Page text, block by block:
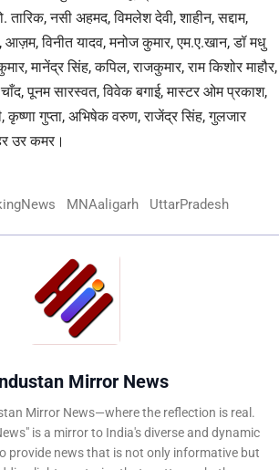
तारिक, नसी अहमद, विमलेश देवी, शाहीन, सद्दाम,
विनीत यादव, मनोज कुमार, एम.ए.खान, डॉ मधु
मानेंद्र सिंह, कपिल, राजकुमार, राम किशोर माहौर,
पूनम सारस्वत, विवेक बगाई, मास्टर ओम प्रकाश,
कृष्णा गुप्ता, अभिषेक वरुण, राजेंद्र सिंह, गुलजार
उर कमर।
MNAaligarh UttarPradesh
Mirror News
Mirror News—where the reflection is real.
is a mirror to India's diverse and dynamic
provide news that is not only informative but